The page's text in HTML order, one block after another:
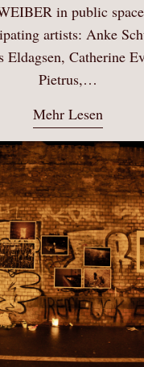
in public
artists: Anke
Eldagsen, Catherine
Pietrus,…
Mehr Lesen